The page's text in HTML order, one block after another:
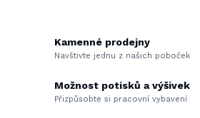
Kamenné prodejny
Navštivte jednu z našich poboček
Možnost potisků a výšivek
Přizpůsobte si pracovní vybavení